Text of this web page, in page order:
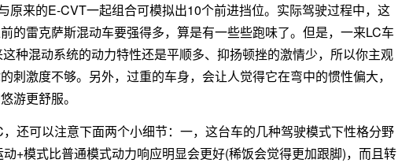
原来的E-CVT一起组合可模拟出10个前进挡位。实际驾驶过程中，这
的雷克萨斯混动车要强得多，算是有一些些跑味了。但是，一来LC车
种混动系统的动力特性还是平顺多、抑扬顿挫的激情少，所以你主观
刺激度不够。另外，过重的车身，会让人觉得它在弯中的惯性偏大，
游更舒服。
还可以注意下面两个小细节：一，这台车的几种驾驶模式下性格分野
+模式比普通模式动力响应明显会更好(稀饭会觉得更加跟脚)，而且转